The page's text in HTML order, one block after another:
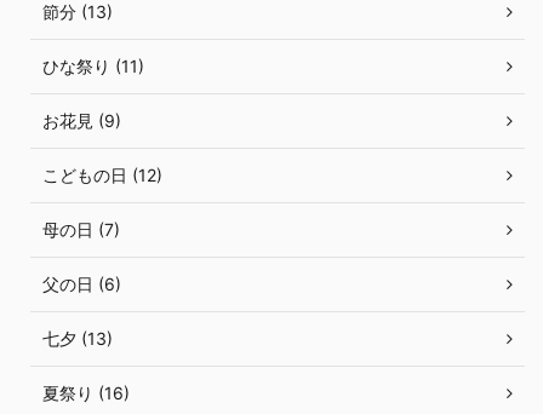
節分 (13)
ひな祭り (11)
お花見 (9)
こどもの日 (12)
母の日 (7)
父の日 (6)
七夕 (13)
夏祭り (16)